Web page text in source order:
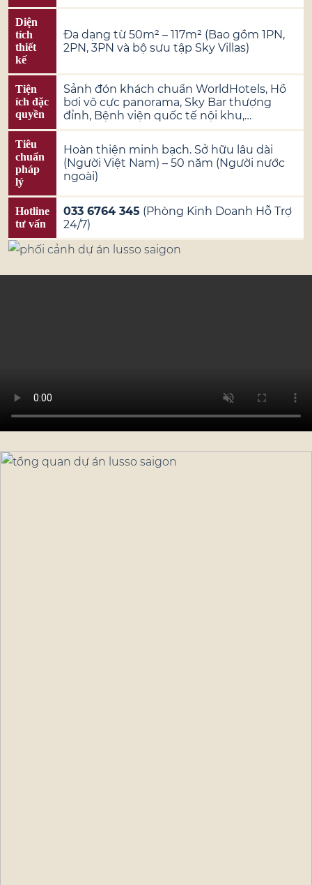
Diện
tích
thiết
kế
Đa dạng từ 50m² – 117m² (Bao gồm 1PN,
2PN, 3PN và bộ sưu tập Sky Villas)
Tiện
ích đặc
quyền
Sảnh đón khách chuẩn WorldHotels, Hồ
bơi vô cực panorama, Sky Bar thượng
đỉnh, Bệnh viện quốc tế nội khu,…
Tiêu
chuẩn
pháp
lý
Hoàn thiện minh bạch. Sở hữu lâu dài
(Người Việt Nam) – 50 năm (Người nước
ngoài)
Hotline
tư vấn
033 6764 345 (Phòng Kinh Doanh Hỗ Trợ
24/7)